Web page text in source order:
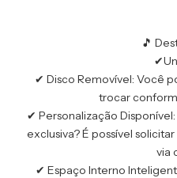
🎵
✔ Disco Removível: Você
trocar
✔ Personalização
exclusiva? É possível
via
✔ Espaço Interno